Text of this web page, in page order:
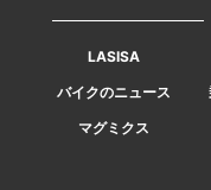
LASISA
バイクのニュース
マグミクス